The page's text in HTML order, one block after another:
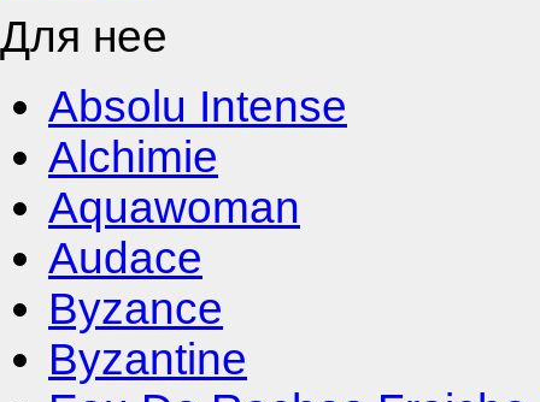
Для нее
Absolu Intense
Alchimie
Aquawoman
Audace
Byzance
Byzantine